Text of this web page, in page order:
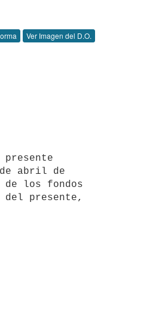
Ver Imagen del D.O.
abril de
los fondos
del presente,